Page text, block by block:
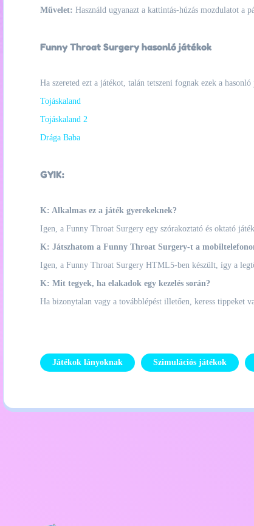
Művelet: Használd ugyanazt a kattintás-húzás mozdulatot a
Funny Throat Surgery hasonló játékok
Ha szereted ezt a játékot, talán tetszeni fognak ezek a
Tojáskaland
Tojáskaland 2
Drága Baba
GYIK:
K: Alkalmas ez a játék gyerekeknek?
Igen, a Funny Throat Surgery egy szórakoztató és oktató
K: Játszhatom a Funny Throat Surgery-t a
Igen, a Funny Throat Surgery HTML5-ben készült, így a
K: Mit tegyek, ha elakadok egy kezelés során?
Ha bizonytalan vagy a továbblépést illetően, keress tippeket
Játékok lányoknak Szimulációs játékok